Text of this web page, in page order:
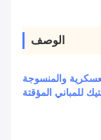
الوصف
والمنسوجة
للمباني المؤقتة